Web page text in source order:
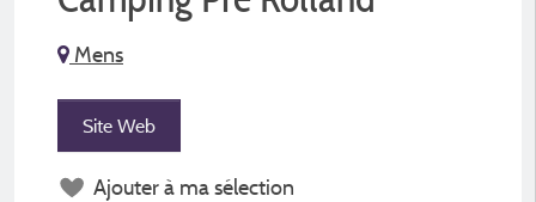
Mens
Site Web
Ajouter à ma sélection